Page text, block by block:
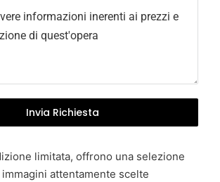
Invia Richiesta
limitata, offrono una selezione
attentamente scelte